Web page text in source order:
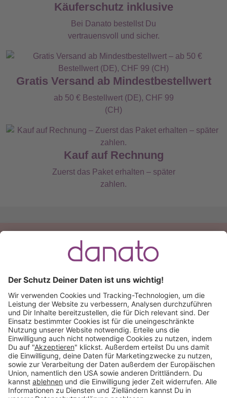
Käuferschutz inklusive
Bei Danato bestellst Du
vertrauensvoll und sicher.
Gratis Versand ab Mindestbestellwert
ab 50 € Bestellwert (DE), CHF 99
(CH)
Kauf auf Rechnung
Zuerst das Paket erhalten – später
zahlen.
Du hast eine Frage?
+49 (0) 511 51 56 0300
schreib uns eineE-Mail
Käuferschutz inklusive Kauf auf Rechnung
Mitglied im: